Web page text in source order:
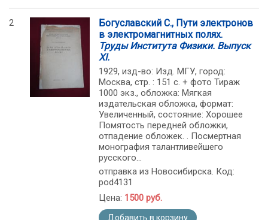
2
Богуславский С., Пути электронов
в электромагнитных полях.
Труды Института Физики. Выпуск
XI.
1929, изд-во: Изд. МГУ, город:
Москва, стр. : 151 с. + фото Тираж
1000 экз., обложка: Мягкая
издательская обложка, формат:
Увеличенный, состояние: Хорошее
Помятость передней обложки,
отпадение обложек. . Посмертная
монография талантливейшего
русского...
отправка из Новосибирска. Код:
pod4131
Цена: 1500 руб.
Добавить в корзину